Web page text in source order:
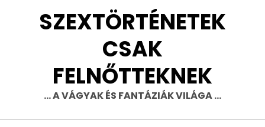
SZEXTÖRTÉNETEK
CSAK
FELNŐTTEKNEK
… A VÁGYAK ÉS FANTÁZIÁK VILÁGA …